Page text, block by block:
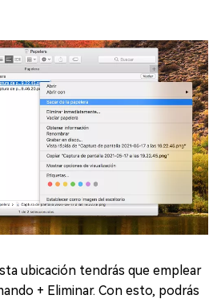
ubicación tendrás que emplear
+ Eliminar. Con esto, podrás